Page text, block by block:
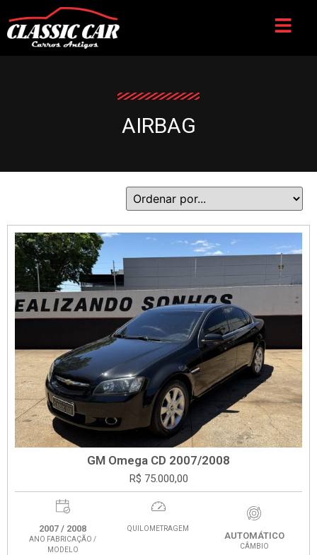
AIRBAG
GM Omega CD 2007/2008
R$ 75.000,00
2007 / 2008
ANO FABRICAÇÃO /
MODELO
QUILOMETRAGEM
AUTOMÁTICO
CÂMBIO